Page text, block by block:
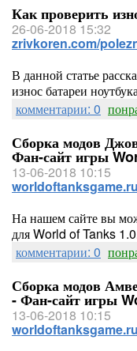
Как проверить
26-06-2018 15:32
zrivkoren.com/
В данной статье
износ батареи
комментарии: 0
Сборка модов
Фан-сайт игры
13-06-2018 10:15
На нашем сайте вы
для World of Tanks
комментарии: 0
Сборка модов
- Фан-сайт игры
13-06-2018 10:15